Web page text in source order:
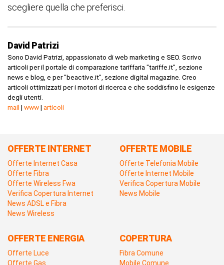
scegliere quella che preferisci.
David Patrizi
Sono David Patrizi, appassionato di web marketing e SEO. Scrivo
articoli per il portale di comparazione tariffaria "tariffe.it", sezione
news e blog, e per "beactive.it", sezione digital magazine. Creo
articoli ottimizzati per i motori di ricerca e che soddisfino le esigenze
degli utenti.
mail | www| articoli
OFFERTE INTERNET
Offerte Internet Casa
Offerte Fibra
Offerte Wireless Fwa
Verifica Copertura Internet
News ADSL e Fibra
News Wireless
OFFERTE MOBILE
Offerte Telefonia Mobile
Offerte Internet Mobile
Verifica Copertura Mobile
News Mobile
OFFERTE ENERGIA
Offerte Luce
Offerte Gas
COPERTURA
Fibra Comune
Mobile Comune